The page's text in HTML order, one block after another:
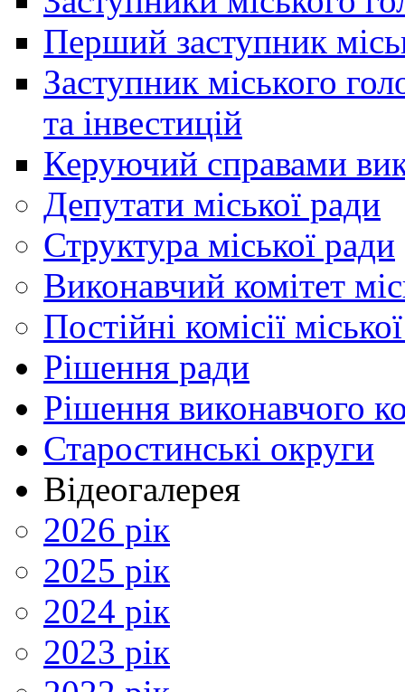
Перший заступник
Заступник міського
та інвестицій
Керуючий справами
Депутати міської ради
Структура міської ради
Виконавчий комітет
Постійні комісії
Рішення ради
Рішення виконавчого
Старостинські округи
Відеогалерея
2026 рік
2025 рік
2024 рік
2023 рік